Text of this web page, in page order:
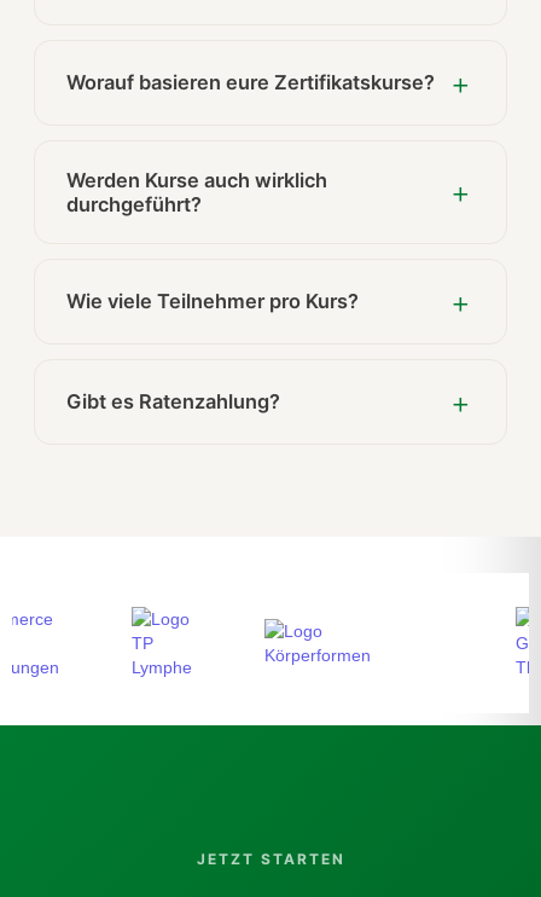
Worauf basieren eure Zertifikatskurse?
Werden Kurse auch wirklich
durchgeführt?
Wie viele Teilnehmer pro Kurs?
Gibt es Ratenzahlung?
JETZT STARTEN